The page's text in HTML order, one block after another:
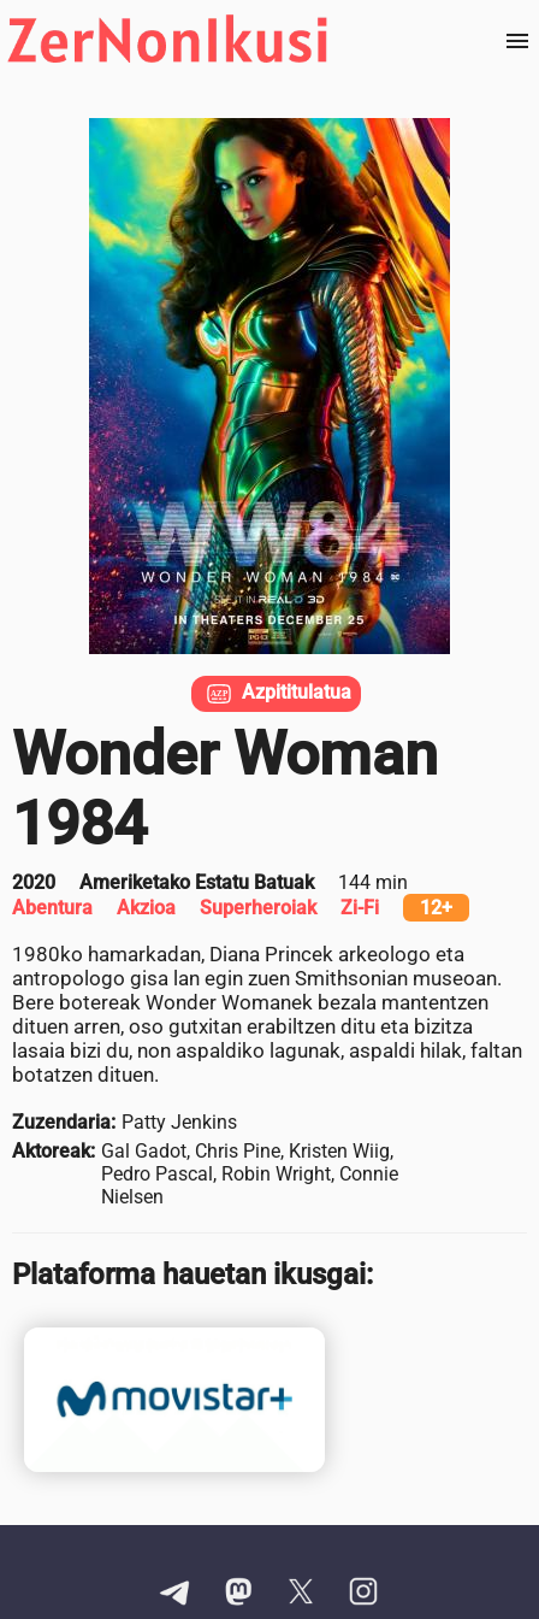
Wonder Woman
1984
2020 Ameriketako Estatu Batuak
144 min
Abentura
Akzioa Superheroiak Zi-Fi 12+
1980ko hamarkadan, Diana Princek arkeologo eta
antropologo gisa lan egin zuen Smithsonian museoan.
Bere botereak Wonder Womanek bezala mantentzen
dituen arren, oso gutxitan erabiltzen ditu eta bizitza
lasaia bizi du, non aspaldiko lagunak, aspaldi hilak, faltan
botatzen dituen.
Zuzendaria: Patty Jenkins
Aktoreak: Gal Gadot, Chris Pine, Kristen Wiig,
Pedro Pascal, Robin Wright, Connie
Nielsen
Plataforma hauetan ikusgai:
Azpititulatua